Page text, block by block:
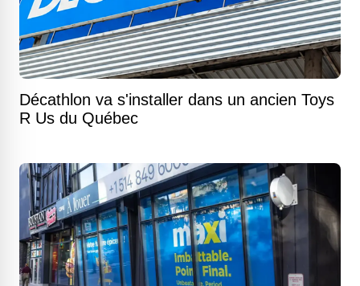
Décathlon va s'installer dans un ancien Toys
R Us du Québec